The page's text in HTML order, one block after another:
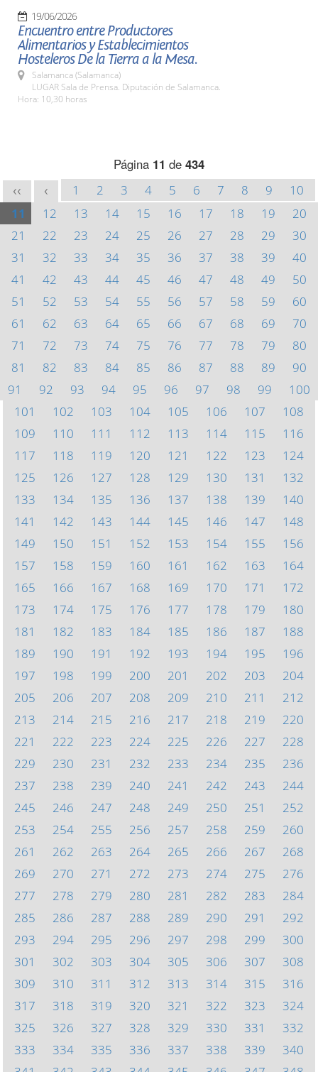
19/06/2026
Encuentro entre Productores
Alimentarios y Establecimientos
Hosteleros De la Tierra a la Mesa.
Salamanca (Salamanca)
LUGAR Sala de Prensa. Diputación de Salamanca.
Hora: 10,30 horas
Página 11 de 434
<< < 1 2 3 4 5 6 7 8 9
10
11
12 13 14 15 16 17 18 19
20
21
22 23 24 25 26 27 28 29
30
31
32 33 34 35 36 37 38 39
40
41
42 43 44 45 46 47 48 49
50
51
52 53 54 55 56 57 58 59
60
61
62 63 64 65 66 67 68 69
70
71
72 73 74 75 76 77 78 79
80
81
82 83 84 85 86 87 88 89
90
91
92 93 94 95 96 97 98 99
100
101
102 103 104 105 106 107
108
109
110 111 112 113 114 115
116
117
118 119 120 121 122 123
124
125
126 127 128 129 130 131
132
133
134 135 136 137 138 139
140
141
142 143 144 145 146 147
148
149
150 151 152 153 154 155
156
157
158 159 160 161 162 163
164
165
166 167 168 169 170 171
172
173
174 175 176 177 178 179
180
181
182 183 184 185 186 187
188
189
190 191 192 193 194 195
196
197
198 199 200 201 202 203
204
205
206 207 208 209 210 211
212
213
214 215 216 217 218 219
220
221
222 223 224 225 226 227
228
229
230 231 232 233 234 235
236
237
238 239 240 241 242 243
244
245
246 247 248 249 250 251
252
253
254 255 256 257 258 259
260
261
262 263 264 265 266 267
268
269
270 271 272 273 274 275
276
277
278 279 280 281 282 283
284
285
286 287 288 289 290 291
292
293
294 295 296 297 298 299
300
301
302 303 304 305 306 307
308
309
310 311 312 313 314 315
316
317
318 319 320 321 322 323
324
325
326 327 328 329 330 331
332
333
334 335 336 337 338 339
340